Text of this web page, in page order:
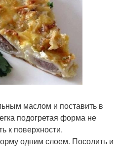
маслом и поставить в
подогретая форма не
к поверхности.
одним слоем. Посолить и